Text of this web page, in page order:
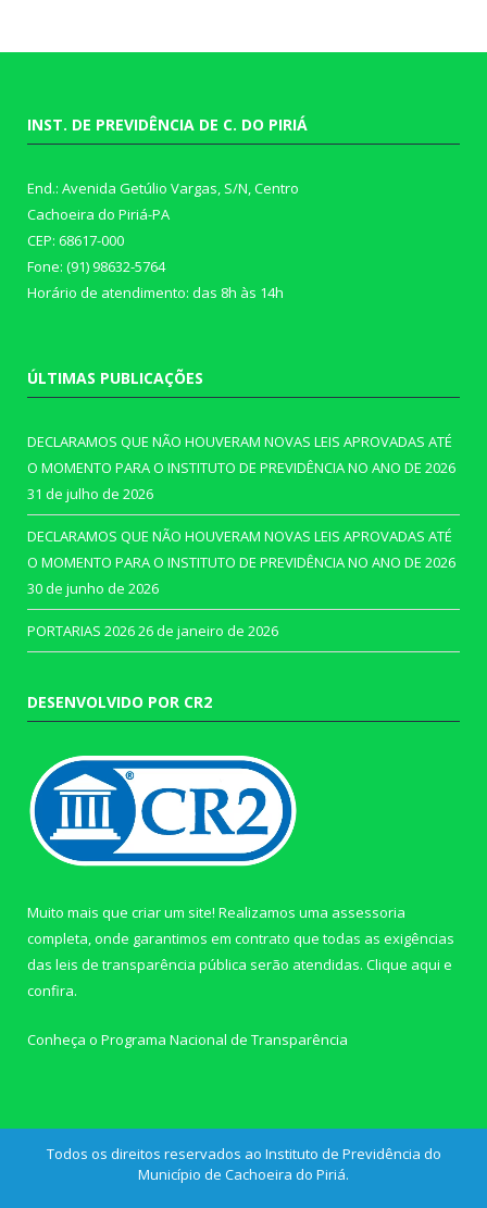
INST. DE PREVIDÊNCIA DE C. DO PIRIÁ
End.: Avenida Getúlio Vargas, S/N, Centro
Cachoeira do Piriá-PA
CEP: 68617-000
Fone: (91) 98632-5764
Horário de atendimento: das 8h às 14h
ÚLTIMAS PUBLICAÇÕES
DECLARAMOS QUE NÃO HOUVERAM NOVAS LEIS APROVADAS ATÉ
O MOMENTO PARA O INSTITUTO DE PREVIDÊNCIA NO ANO DE 2026
31 de julho de 2026
DECLARAMOS QUE NÃO HOUVERAM NOVAS LEIS APROVADAS ATÉ
O MOMENTO PARA O INSTITUTO DE PREVIDÊNCIA NO ANO DE 2026
30 de junho de 2026
PORTARIAS 202626 de janeiro de 2026
DESENVOLVIDO POR CR2
Muito mais que criar um site! Realizamos uma assessoria
completa, onde garantimos em contrato que todas as exigências
das leis de transparência pública serão atendidas. Clique aqui e
confira.
Conheça o Programa Nacional de Transparência
Todos os direitos reservados ao Instituto de Previdência do
Município de Cachoeira do Piriá.